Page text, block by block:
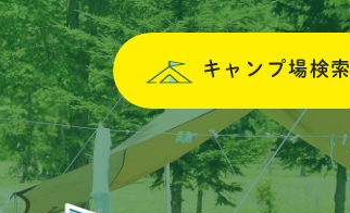
キャンプ場検索